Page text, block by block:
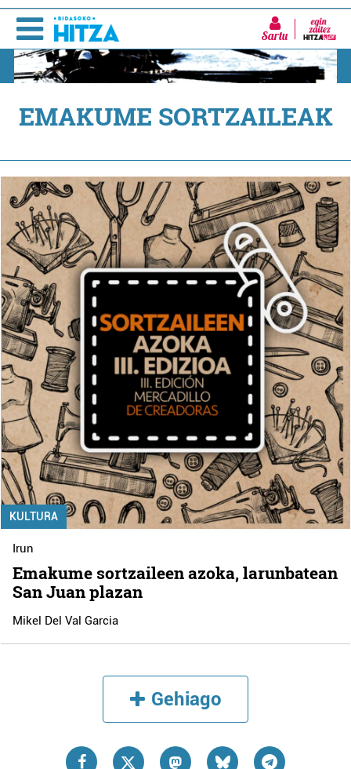
Sartu
EMAKUME SORTZAILEAK
KULTURA
Irun
Emakume sortzaileen azoka, larunbatean
San Juan plazan
Mikel Del Val Garcia
Gehiago